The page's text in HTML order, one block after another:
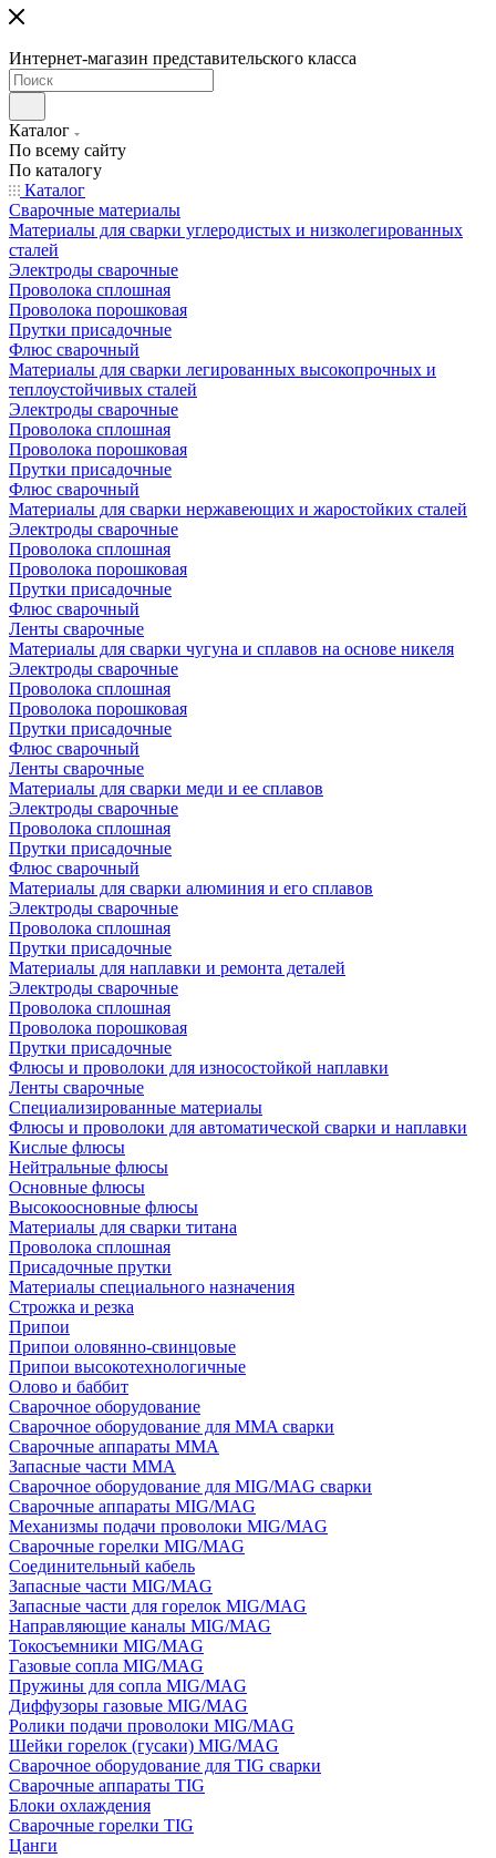
Интернет-магазин представительского класса
Каталог
По всему сайту
По каталогу
Каталог
Сварочные материалы
Материалы для сварки углеродистых и низколегированных
сталей
Электроды сварочные
Проволока сплошная
Проволока порошковая
Прутки присадочные
Флюс сварочный
Материалы для сварки легированных высокопрочных и
теплоустойчивых сталей
Электроды сварочные
Проволока сплошная
Проволока порошковая
Прутки присадочные
Флюс сварочный
Материалы для сварки нержавеющих и жаростойких сталей
Электроды сварочные
Проволока сплошная
Проволока порошковая
Прутки присадочные
Флюс сварочный
Ленты сварочные
Материалы для сварки чугуна и сплавов на основе никеля
Электроды сварочные
Проволока сплошная
Проволока порошковая
Прутки присадочные
Флюс сварочный
Ленты сварочные
Материалы для сварки меди и ее сплавов
Электроды сварочные
Проволока сплошная
Прутки присадочные
Флюс сварочный
Материалы для сварки алюминия и его сплавов
Электроды сварочные
Проволока сплошная
Прутки присадочные
Материалы для наплавки и ремонта деталей
Электроды сварочные
Проволока сплошная
Проволока порошковая
Прутки присадочные
Флюсы и проволоки для износостойкой наплавки
Ленты сварочные
Специализированные материалы
Флюсы и проволоки для автоматической сварки и наплавки
Кислые флюсы
Нейтральные флюсы
Основные флюсы
Высокоосновные флюсы
Материалы для сварки титана
Проволока сплошная
Присадочные прутки
Материалы специального назначения
Строжка и резка
Припои
Припои оловянно-свинцовые
Припои высокотехнологичные
Олово и баббит
Сварочное оборудование
Сварочное оборудование для MMA сварки
Сварочные аппараты MMA
Запасные части MMA
Сварочное оборудование для MIG/MAG сварки
Сварочные аппараты MIG/MAG
Механизмы подачи проволоки MIG/MAG
Сварочные горелки MIG/MAG
Соединительный кабель
Запасные части MIG/MAG
Запасные части для горелок MIG/MAG
Направляющие каналы MIG/MAG
Токосъемники MIG/MAG
Газовые сопла MIG/MAG
Пружины для сопла MIG/MAG
Диффузоры газовые MIG/MAG
Ролики подачи проволоки MIG/MAG
Шейки горелок (гусаки) MIG/MAG
Сварочное оборудование для TIG сварки
Сварочные аппараты TIG
Блоки охлаждения
Сварочные горелки TIG
Цанги